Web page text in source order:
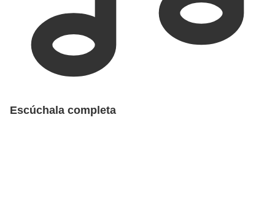
Escúchala completa